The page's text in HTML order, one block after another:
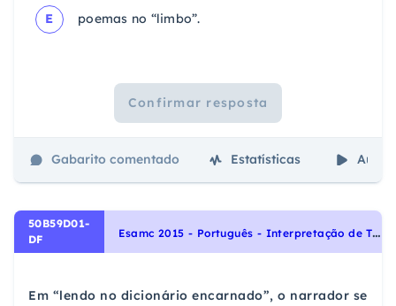
E poemas no “limbo”.
Confirmar resposta
Gabarito comentado Estatísticas Aulas
50B59D01-
DF
E
samc 2015 - Português - Interpretação de Textos, Noções Gerais de Compreensão e Interpretação de Texto
Em “lendo no dicionário encarnado”, o narrador se